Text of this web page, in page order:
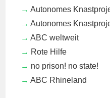
Autonomes
Autonomes
ABC weltweit
Rote Hilfe
no prison! no state!
ABC Rhineland